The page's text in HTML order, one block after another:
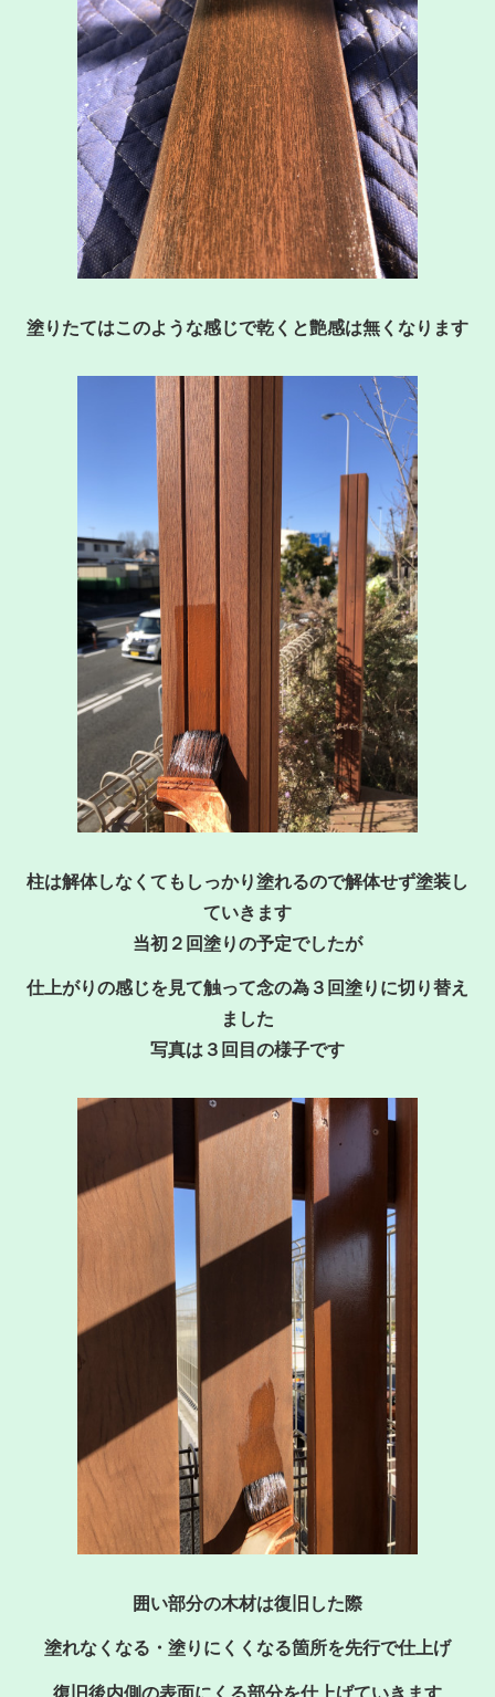
塗りたてはこのような感じで乾くと艶感は無くなります
柱は解体しなくてもしっかり塗れるので解体せず塗装し
ていきます
当初２回塗りの予定でしたが
仕上がりの感じを見て触って念の為３回塗りに切り替え
ました
写真は３回目の様子です
囲い部分の木材は復旧した際
塗れなくなる・塗りにくくなる箇所を先行で仕上げ